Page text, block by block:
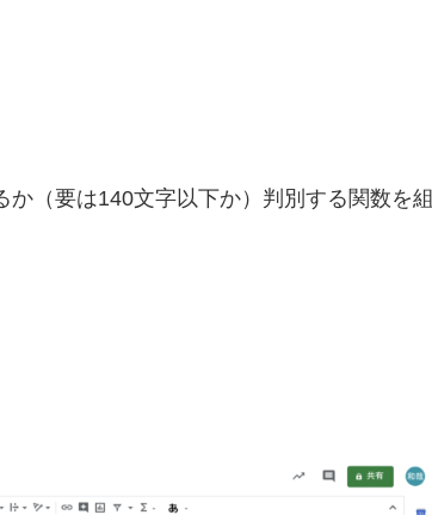
（要は140文字以下か）判別する関数を組